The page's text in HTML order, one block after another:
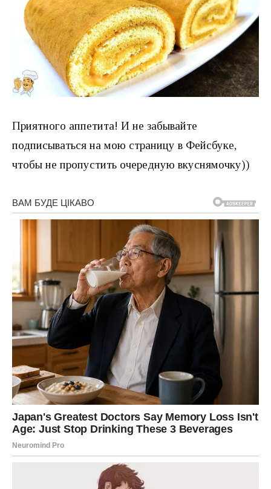
Приятного аппетита! И не забывайте
подписываться на мою страницу в Фейсбуке,
чтобы не пропустить очередную вкуснямочку))